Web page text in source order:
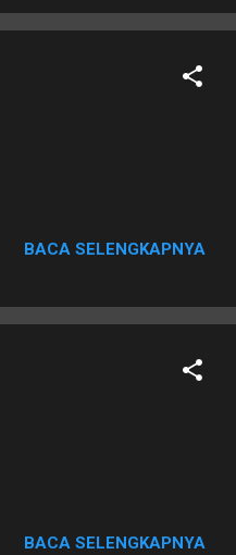
BACA SELENGKAPNYA
BACA SELENGKAPNYA